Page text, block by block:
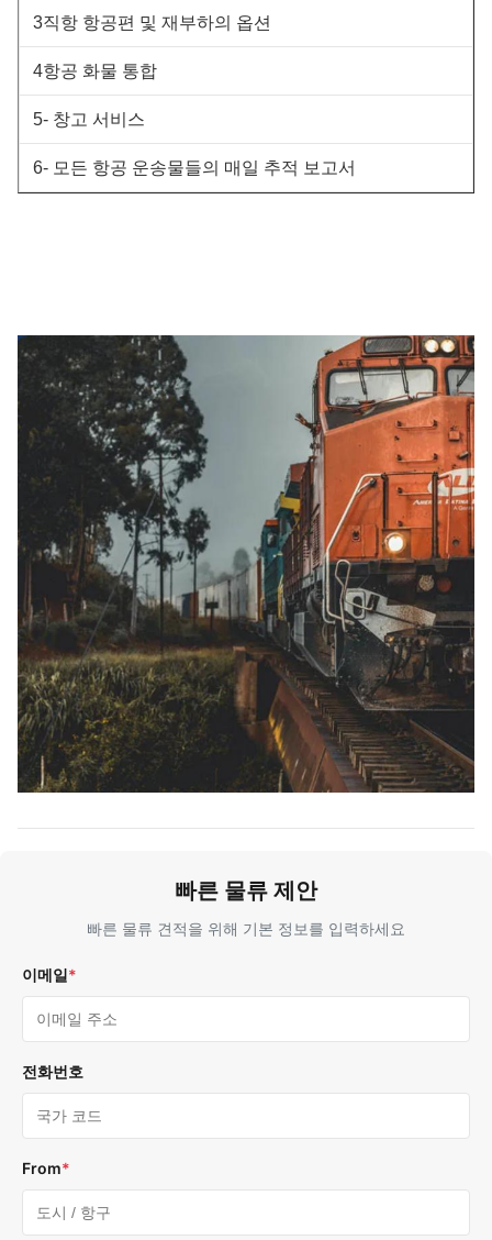
3직항 항공편 및 재부하의 옵션
4항공 화물 통합
5- 창고 서비스
6- 모든 항공 운송물들의 매일 추적 보고서
빠른 물류 제안
빠른 물류 견적을 위해 기본 정보를 입력하세요
이메일*
전화번호
From*